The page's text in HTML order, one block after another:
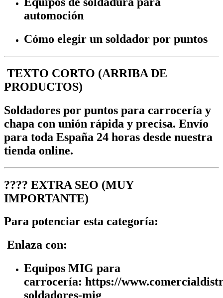
automoción
Cómo elegir un soldador por puntos
TEXTO CORTO (ARRIBA DE
PRODUCTOS)
Soldadores por puntos para carrocería y
chapa con unión rápida y precisa. Envío
para toda España 24 horas desde nuestra
tienda online.
???? EXTRA SEO (MUY
IMPORTANTE)
Para potenciar esta categoría:
Enlaza con:
Equipos MIG para
carrocería: https://
soldadores-mig